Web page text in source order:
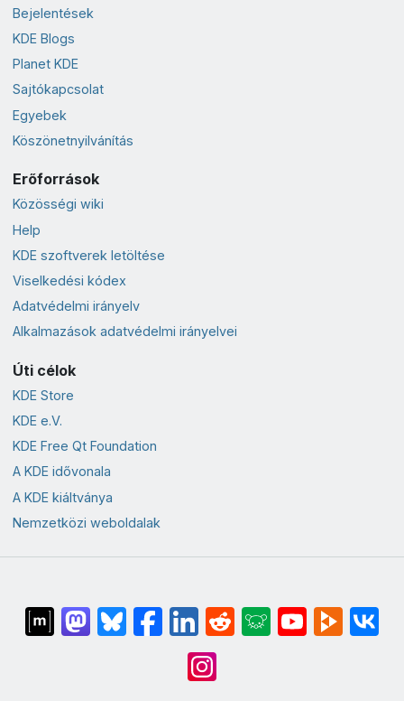
Bejelentések
KDE Blogs
Planet KDE
Sajtókapcsolat
Egyebek
Köszönetnyilvánítás
Erőforrások
Közösségi wiki
Help
KDE szoftverek letöltése
Viselkedési kódex
Adatvédelmi irányelv
Alkalmazások adatvédelmi irányelvei
Úti célok
KDE Store
KDE e.V.
KDE Free Qt Foundation
A KDE idővonala
A KDE kiáltványa
Nemzetközi weboldalak